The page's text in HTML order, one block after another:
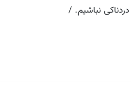
نباشیم. /